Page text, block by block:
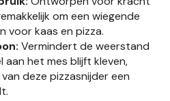
om een wiegende
voor kaas en pizza.
Vermindert de weerstand
het mes blijft kleven,
deze pizzasnijder een